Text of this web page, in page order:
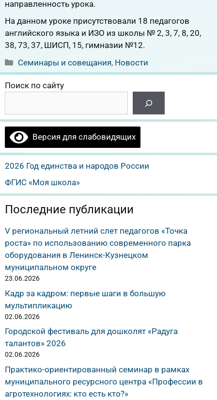
направленность урока.
На данном уроке присутствовали 18 педагогов
английского языка и ИЗО из школы № 2, 3, 7, 8, 20,
38, 73, 37, ШИСП, 15, гимназии №12.
Рубрики
Семинары и совещания, Новости
Поиск по сайту
Версия для слабовидящих
2026 Год единства и народов России
ФГИС «Моя школа»
Последние публикации
V региональный летний слет педагогов «Точка
роста» по использованию современного парка
оборудования в Ленинск-Кузнецком
муниципальном округе
23.06.2026
Кадр за кадром: первые шаги в большую
мультипликацию
02.06.2026
Городской фестиваль для дошколят «Радуга
талантов» 2026
02.06.2026
Практико-ориентированный семинар в рамках
муниципального ресурсного центра «Профессии в
агротехнологиях: кто есть кто?»